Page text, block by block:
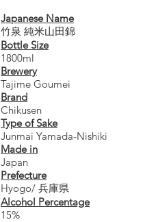
Japanese Name
竹泉 純米山田錦
Bottle Size
1800ml
Brewery
Tajime Goumei
Brand
Chikusen
Type of Sake
Junmai Yamada-Nishiki
Made in
Japan
Prefecture
Hyogo/ 兵庫県
Alcohol Percentage
15%